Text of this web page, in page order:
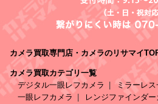
カメラ買取専門店・カメラのリサマイ
カメラ買取カテゴリ一覧
デジタル一眼レフカメラ
ミラーレ
一眼レフカメラ
レンジファインダー